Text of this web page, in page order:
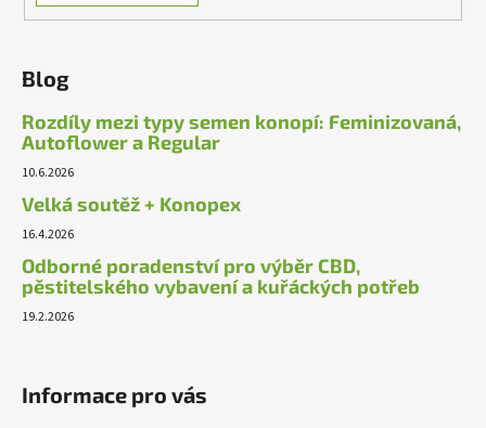
Blog
Rozdíly mezi typy semen konopí: Feminizovaná,
Autoflower a Regular
10.6.2026
Velká soutěž + Konopex
16.4.2026
Odborné poradenství pro výběr CBD,
pěstitelského vybavení a kuřáckých potřeb
19.2.2026
Informace pro vás